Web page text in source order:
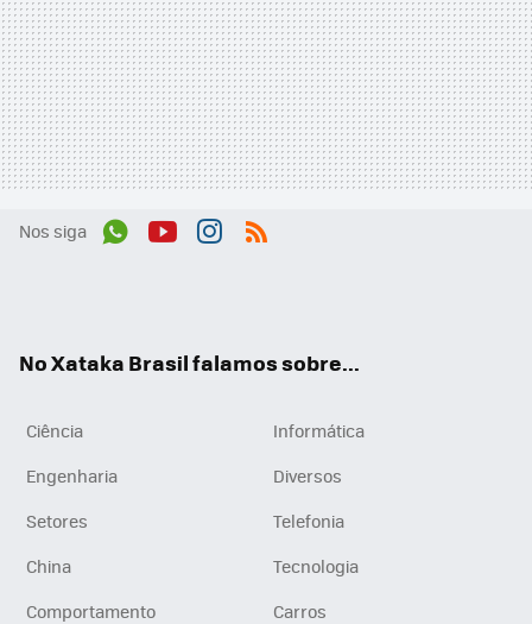
Nos siga
No Xataka Brasil falamos sobre...
Ciência
Informática
Engenharia
Diversos
Setores
Telefonia
China
Tecnologia
Comportamento
Carros